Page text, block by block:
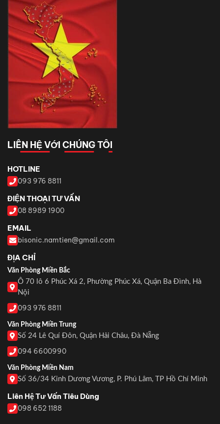
LIÊN HỆ VỚI CHÚNG TÔI
HOTLINE
093 976 8811
ĐIỆN THOẠI TƯ VẤN
08 8989 1900
EMAIL
bisonic.namtien@gmail.com
ĐỊA CHỈ
Văn Phòng Miền Bắc
Ô 70 lô 6 Phúc Xá 2, Phường Phúc Xá, Quận Ba Đình, Hà
Nội
093 976 8811
Văn Phòng Miền Trung
Số 24 Lê Quí Đôn, Quận Hải Châu, Đà Nẵng
094 6600990
Văn Phòng Miền Nam
Số 36/34 Kinh Dương Vương, P. Phú Lâm, TP Hồ Chí Minh
Liên Hệ Tư Vấn Tiêu Dùng
098 652 1188